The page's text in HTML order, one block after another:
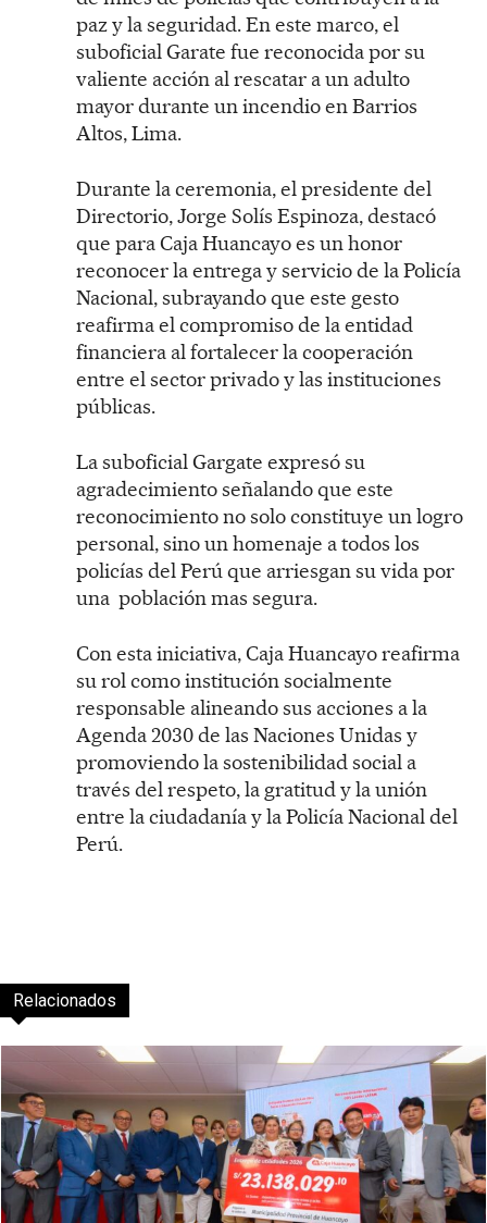
paz y la seguridad. En este marco, el
suboficial Garate fue reconocida por su
valiente acción al rescatar a un adulto
mayor durante un incendio en Barrios
Altos, Lima.
Durante la ceremonia, el presidente del
Directorio, Jorge Solís Espinoza, destacó
que para Caja Huancayo es un honor
reconocer la entrega y servicio de la Policía
Nacional, subrayando que este gesto
reafirma el compromiso de la entidad
financiera al fortalecer la cooperación
entre el sector privado y las instituciones
públicas.
La suboficial Gargate expresó su
agradecimiento señalando que este
reconocimiento no solo constituye un logro
personal, sino un homenaje a todos los
policías del Perú que arriesgan su vida por
una población mas segura.
Con esta iniciativa, Caja Huancayo reafirma
su rol como institución socialmente
responsable alineando sus acciones a la
Agenda 2030 de las Naciones Unidas y
promoviendo la sostenibilidad social a
través del respeto, la gratitud y la unión
entre la ciudadanía y la Policía Nacional del
Perú.
Relacionados